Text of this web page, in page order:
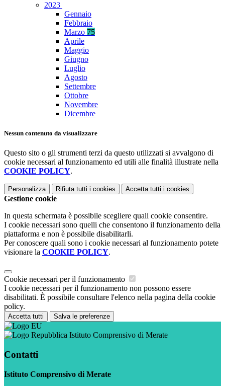
2023
Gennaio
Febbraio
Marzo 75
Aprile
Maggio
Giugno
Luglio
Agosto
Settembre
Ottobre
Novembre
Dicembre
Nessun contenuto da visualizzare
Questo sito o gli strumenti terzi da questo utilizzati si avvalgono di
cookie necessari al funzionamento ed utili alle finalità illustrate nella
COOKIE POLICY.
Personalizza Rifiuta tutti i cookies Accetta tutti i cookies
Gestione cookie
In questa schermata è possibile scegliere quali cookie consentire.
I cookie necessari sono quelli che consentono il funzionamento della
piattaforma e non è possibile disabilitarli.
Per conoscere quali sono i cookie necessari al funzionamento potete
visionare la COOKIE POLICY.
Cookie necessari per il funzionamento
I cookie necessari per il funzionamento non possono essere
disabilitati. È possibile consultare l'elenco nella pagina della cookie
policy.
Accetta tutti Salva le preferenze
Istituto Comprensivo di Merate
Contatti
Istituto Comprensivo di Merate